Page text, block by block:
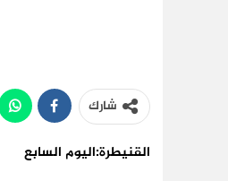
شارك
القنيطرة:اليوم السابع